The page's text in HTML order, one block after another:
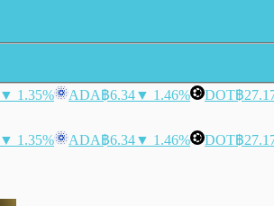
▼ 1.35% ADA฿6.34▼ 1.46% DOT฿
▼ 1.35% ADA฿6.34▼ 1.46% DOT฿